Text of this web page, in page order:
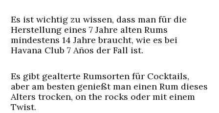
Es ist wichtig zu wissen, dass man für die
Herstellung eines 7 Jahre alten Rums
mindestens 14 Jahre braucht, wie es bei
Havana Club 7 Años der Fall ist.
Es gibt gealterte Rumsorten für Cocktails,
aber am besten genießt man einen Rum dieses
Alters trocken, on the rocks oder mit einem
Twist.